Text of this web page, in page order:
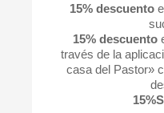
15% descuento
15% descuento
través de la
casa del Pastor»